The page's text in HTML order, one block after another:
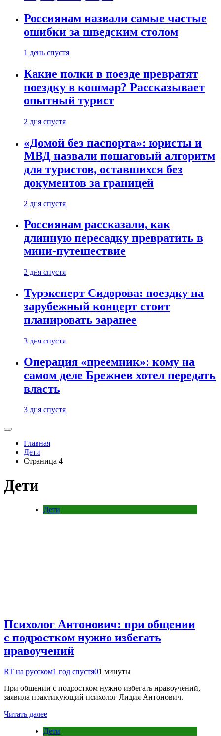
Россиянам назвали самые частые
ошибки за шведским столом
1 день спустя
Какие полки в поезде превратят
поездку в кошмар? Рассказывает
опытный турист
2 дня спустя
«Домой без паспорта»: юристы и
МВД назвали пошаговый алгоритм
для туристов, оставшихся без
документов за границей
2 дня спустя
Россиянам рассказали, как
длинную пересадку превратить в
мини-путешествие
2 дня спустя
Турэксперт Сидорова: поездку на
зарубежный концерт стоит
планировать заранее
3 дня спустя
Операция «преемник»: кому на
самом деле Брежнев хотел передать
власть
3 дня спустя
Главная
Дети
Страница 4
Дети
Дети
Психолог Антонович: при общении
с подростком нужно избегать
нравоучений
RT на русском1 год спустя01 минуты
При общении с подростком нужно избегать нравоучений,
заявила практикующий психолог Лидия Антонович.
Читать далее
Дети